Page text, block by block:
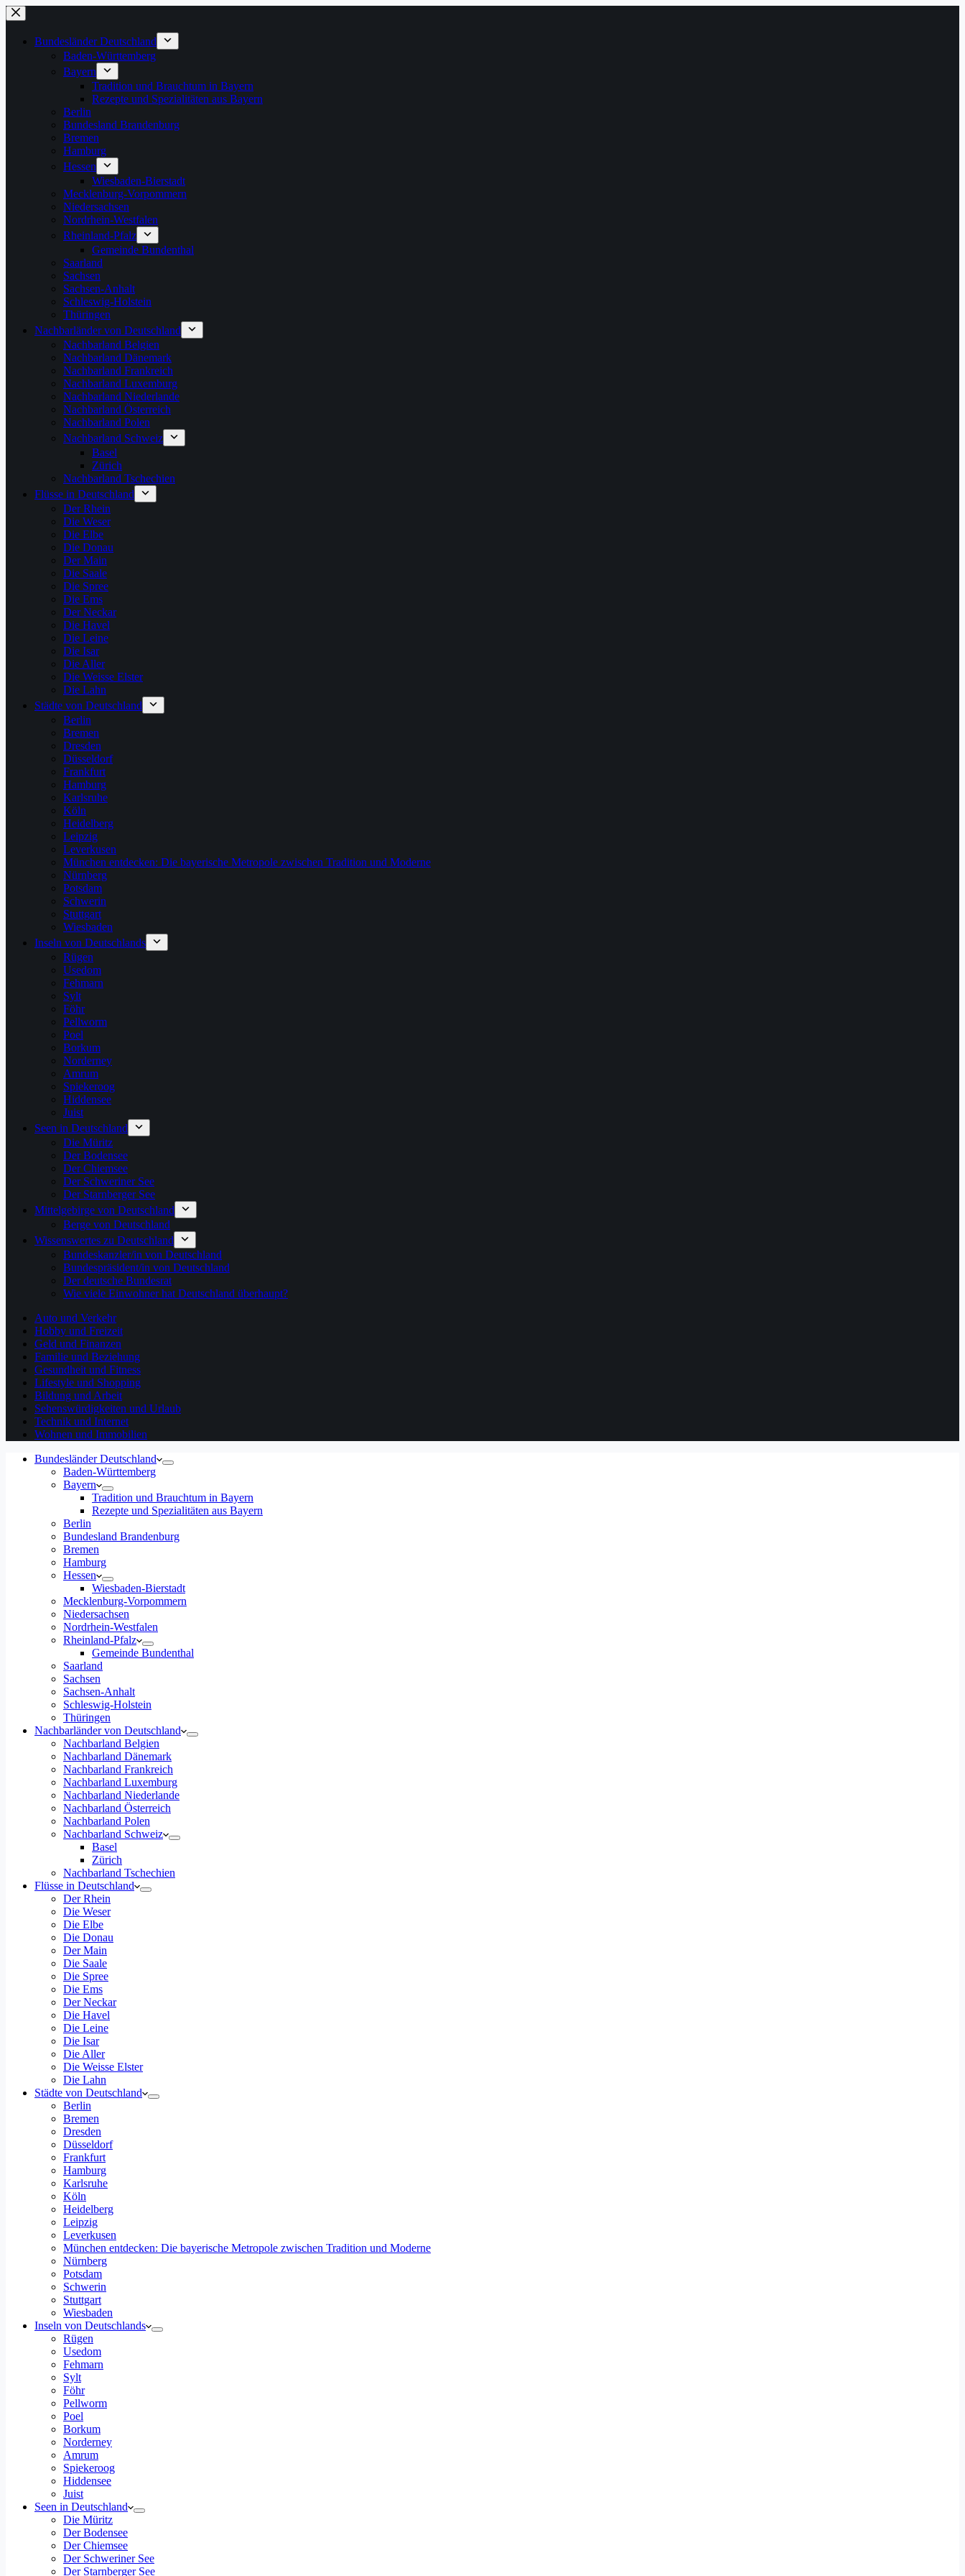
Zum
Inhalt
springenBundesländer Deutschland
Baden-Württemberg
Bayern
Tradition und Brauchtum in Bayern
Rezepte und Spezialitäten aus Bayern
Berlin
Bundesland Brandenburg
Bremen
Hamburg
Hessen
Wiesbaden-Bierstadt
Mecklenburg-Vorpommern
Niedersachsen
Nordrhein-Westfalen
Rheinland-Pfalz
Gemeinde Bundenthal
Saarland
Sachsen
Sachsen-Anhalt
Schleswig-Holstein
Thüringen
Nachbarländer von Deutschland
Nachbarland Belgien
Nachbarland Dänemark
Nachbarland Frankreich
Nachbarland Luxemburg
Nachbarland Niederlande
Nachbarland Österreich
Nachbarland Polen
Nachbarland Schweiz
Basel
Zürich
Nachbarland Tschechien
Flüsse in Deutschland
Der Rhein
Die Weser
Die Elbe
Die Donau
Der Main
Die Saale
Die Spree
Die Ems
Der Neckar
Die Havel
Die Leine
Die Isar
Die Aller
Die Weisse Elster
Die Lahn
Städte von Deutschland
Berlin
Bremen
Dresden
Düsseldorf
Frankfurt
Hamburg
Karlsruhe
Köln
Heidelberg
Leipzig
Leverkusen
München entdecken: Die bayerische Metropole zwischen Tradition und Moderne
Nürnberg
Potsdam
Schwerin
Stuttgart
Wiesbaden
Inseln von Deutschlands
Rügen
Usedom
Fehmarn
Sylt
Föhr
Pellworm
Poel
Borkum
Norderney
Amrum
Spiekeroog
Hiddensee
Juist
Seen in Deutschland
Die Müritz
Der Bodensee
Der Chiemsee
Der Schweriner See
Der Starnberger See
Mittelgebirge von Deutschland
Berge von Deutschland
Wissenswertes zu Deutschland
Bundeskanzler/in von Deutschland
Bundespräsident/in von Deutschland
Der deutsche Bundesrat
Wie viele Einwohner hat Deutschland überhaupt?
Auto und Verkehr
Hobby und Freizeit
Geld und Finanzen
Familie und Beziehung
Gesundheit und Fitness
Lifestyle und Shopping
Bildung und Arbeit
Sehenswürdigkeiten und Urlaub
Technik und Internet
Wohnen und Immobilien
Bundesländer Deutschland
Baden-Württemberg
Bayern
Tradition und Brauchtum in Bayern
Rezepte und Spezialitäten aus Bayern
Berlin
Bundesland Brandenburg
Bremen
Hamburg
Hessen
Wiesbaden-Bierstadt
Mecklenburg-Vorpommern
Niedersachsen
Nordrhein-Westfalen
Rheinland-Pfalz
Gemeinde Bundenthal
Saarland
Sachsen
Sachsen-Anhalt
Schleswig-Holstein
Thüringen
Nachbarländer von Deutschland
Nachbarland Belgien
Nachbarland Dänemark
Nachbarland Frankreich
Nachbarland Luxemburg
Nachbarland Niederlande
Nachbarland Österreich
Nachbarland Polen
Nachbarland Schweiz
Basel
Zürich
Nachbarland Tschechien
Flüsse in Deutschland
Der Rhein
Die Weser
Die Elbe
Die Donau
Der Main
Die Saale
Die Spree
Die Ems
Der Neckar
Die Havel
Die Leine
Die Isar
Die Aller
Die Weisse Elster
Die Lahn
Städte von Deutschland
Berlin
Bremen
Dresden
Düsseldorf
Frankfurt
Hamburg
Karlsruhe
Köln
Heidelberg
Leipzig
Leverkusen
München entdecken: Die bayerische Metropole zwischen Tradition und Moderne
Nürnberg
Potsdam
Schwerin
Stuttgart
Wiesbaden
Inseln von Deutschlands
Rügen
Usedom
Fehmarn
Sylt
Föhr
Pellworm
Poel
Borkum
Norderney
Amrum
Spiekeroog
Hiddensee
Juist
Seen in Deutschland
Die Müritz
Der Bodensee
Der Chiemsee
Der Schweriner See
Der Starnberger See